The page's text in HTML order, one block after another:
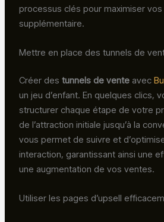
processus clés pour maximiser
supplémentaire.
Mettre en place des tunnels de
Créer destunnels de vente avec
un jeu d’enfant. En quelques clics,
structurer chaque étape de votre
de l’attraction initiale jusqu’à la
vous permet de suivre et
interaction, garantissant ainsi une
une augmentation de vos ventes.
Utiliser les pages d’upsell